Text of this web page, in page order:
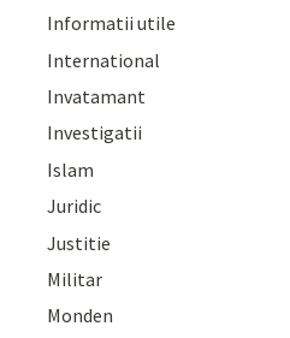
Informatii utile
International
Invatamant
Investigatii
Islam
Juridic
Justitie
Militar
Monden